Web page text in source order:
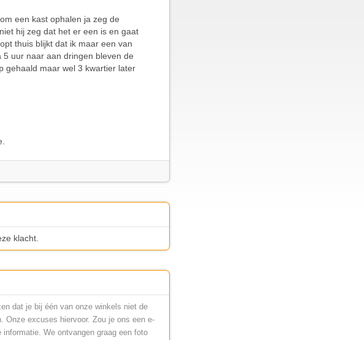
een kast ophalen ja zeg de
hij zeg dat het er een is en gaat
thuis blijkt dat ik maar een van
uur naar aan dringen bleven de
gehaald maar wel 3 kwartier later
klacht.
dat je bij één van onze winkels niet de
Onze excuses hiervoor. Zou je ons een e-
informatie. We ontvangen graag een foto